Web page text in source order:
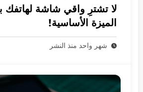
لا تشترِ واقي شاشة لهاتفك
الميزة الأساسية!
شهر واحد منذ النشر